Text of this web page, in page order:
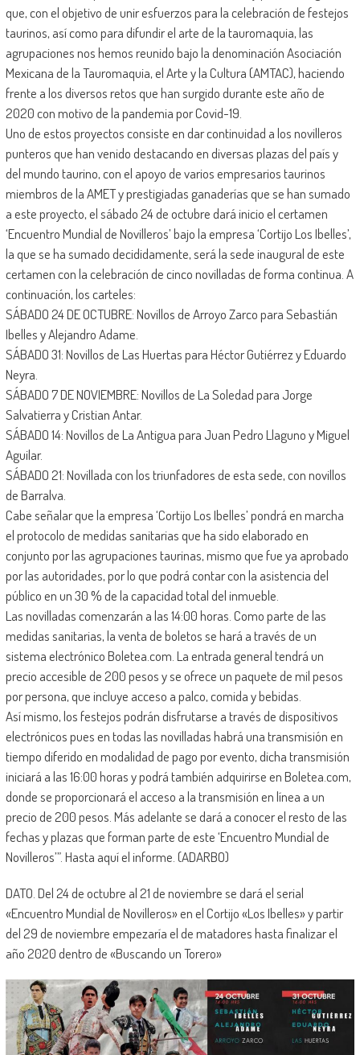
que, con el objetivo de unir esfuerzos para la celebración de festejos
taurinos, así como para difundir el arte de la tauromaquia, las
agrupaciones nos hemos reunido bajo la denominación Asociación
Mexicana de la Tauromaquia, el Arte y la Cultura (AMTAC), haciendo
frente a los diversos retos que han surgido durante este año de
2020 con motivo de la pandemia por Covid-19.
Uno de estos proyectos consiste en dar continuidad a los novilleros
punteros que han venido destacando en diversas plazas del país y
del mundo taurino, con el apoyo de varios empresarios taurinos
miembros de la AMET y prestigiadas ganaderías que se han sumado
a este proyecto, el sábado 24 de octubre dará inicio el certamen
‘Encuentro Mundial de Novilleros’ bajo la empresa ‘Cortijo Los Ibelles’,
la que se ha sumado decididamente, será la sede inaugural de este
certamen con la celebración de cinco novilladas de forma continua. A
continuación, los carteles:
SÁBADO 24 DE OCTUBRE: Novillos de Arroyo Zarco para Sebastián
Ibelles y Alejandro Adame.
SÁBADO 31: Novillos de Las Huertas para Héctor Gutiérrez y Eduardo
Neyra.
SÁBADO 7 DE NOVIEMBRE: Novillos de La Soledad para Jorge
Salvatierra y Cristian Antar.
SÁBADO 14: Novillos de La Antigua para Juan Pedro Llaguno y Miguel
Aguilar.
SÁBADO 21: Novillada con los triunfadores de esta sede, con novillos
de Barralva.
Cabe señalar que la empresa ‘Cortijo Los Ibelles’ pondrá en marcha
el protocolo de medidas sanitarias que ha sido elaborado en
conjunto por las agrupaciones taurinas, mismo que fue ya aprobado
por las autoridades, por lo que podrá contar con la asistencia del
público en un 30 % de la capacidad total del inmueble.
Las novilladas comenzarán a las 14:00 horas. Como parte de las
medidas sanitarias, la venta de boletos se hará a través de un
sistema electrónico Boletea.com. La entrada general tendrá un
precio accesible de 200 pesos y se ofrece un paquete de mil pesos
por persona, que incluye acceso a palco, comida y bebidas.
Así mismo, los festejos podrán disfrutarse a través de dispositivos
electrónicos pues en todas las novilladas habrá una transmisión en
tiempo diferido en modalidad de pago por evento, dicha transmisión
iniciará a las 16:00 horas y podrá también adquirirse en Boletea.com,
donde se proporcionará el acceso a la transmisión en línea a un
precio de 200 pesos. Más adelante se dará a conocer el resto de las
fechas y plazas que forman parte de este ‘Encuentro Mundial de
Novilleros’”. Hasta aquí el informe. (ADARBO)
DATO. Del 24 de octubre al 21 de noviembre se dará el serial
«Encuentro Mundial de Novilleros» en el Cortijo «Los Ibelles» y partir
del 29 de noviembre empezaría el de matadores hasta finalizar el
año 2020 dentro de «Buscando un Torero»